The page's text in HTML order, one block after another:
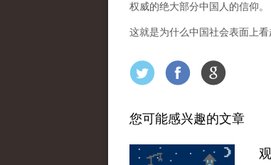
权威的绝大部分中国人的信仰。
这就是为什么中国社会表面上看
您可能感兴趣的文章